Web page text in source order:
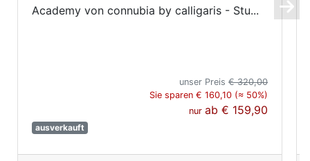
Academy von connubia by calligaris - Stu...
unser Preis€ 320,00
Sie sparen € 160,10 (≈ 50%)
nurab€ 159,90
ausverkauft